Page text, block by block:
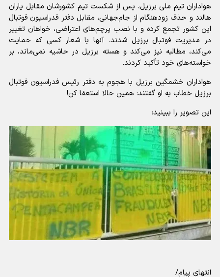
هواداران تیم ملی برزیل، پس از شکست تیم کشورشان مقابل یاران
هالند و حذف زودهنگام از جام‌جهانی، مقابل دفتر فدراسیون فوتبال
این کشور تجمع کرده و با نصب پرچم‌های اعتراضی، خواهان تغییر
در مدیریت فوتبال برزیل شدند. آنها با شعار کسی که حمایت
می‌کند، مطالبه نیز می‌کند و هسته برزیل در حاشیه نمی‌ماند، بر
خواسته‌های خود تأکید کردند.
هواداران خشمگین برزیل با هجوم به دفتر رئیس فدراسیون فوتبال
برزیل خطاب به او گفتند: همین حالا استعفا کن!
این تصویر را ببینید:
انتهای پیام/